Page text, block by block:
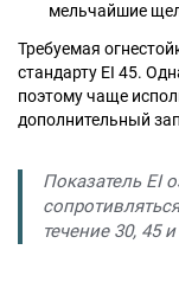
мельчайшие
Требуемая
стандарту EI 45.
поэтому чаще
дополнительный
Показатель EI
течение 30, 45